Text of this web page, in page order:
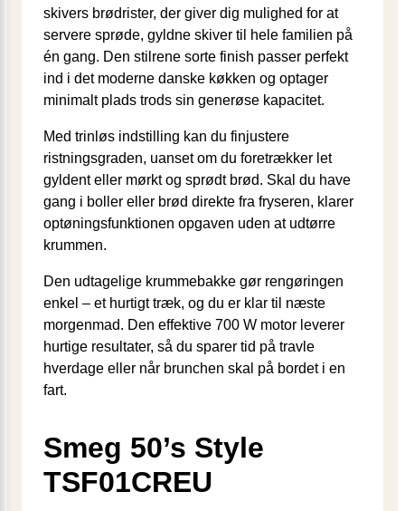
skivers brødrister, der giver dig mulighed for at
servere sprøde, gyldne skiver til hele familien på
én gang. Den stilrene sorte finish passer perfekt
ind i det moderne danske køkken og optager
minimalt plads trods sin generøse kapacitet.
Med trinløs indstilling kan du finjustere
ristningsgraden, uanset om du foretrækker let
gyldent eller mørkt og sprødt brød. Skal du have
gang i boller eller brød direkte fra fryseren, klarer
optøningsfunktionen opgaven uden at udtørre
krummen.
Den udtagelige krummebakke gør rengøringen
enkel – et hurtigt træk, og du er klar til næste
morgenmad. Den effektive 700 W motor leverer
hurtige resultater, så du sparer tid på travle
hverdage eller når brunchen skal på bordet i en
fart.
Smeg 50’s Style
TSF01CREU